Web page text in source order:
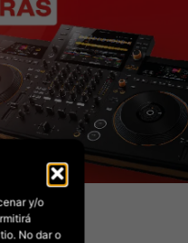
y/o
No dar o